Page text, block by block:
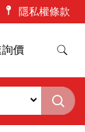
隱私權條款
價